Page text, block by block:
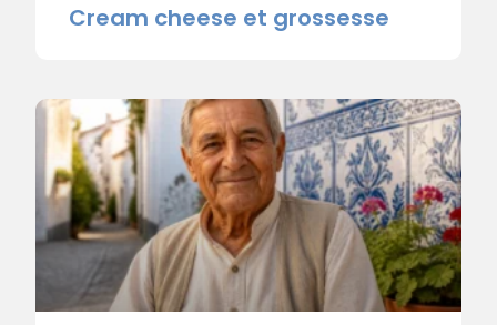
Cream cheese et grossesse